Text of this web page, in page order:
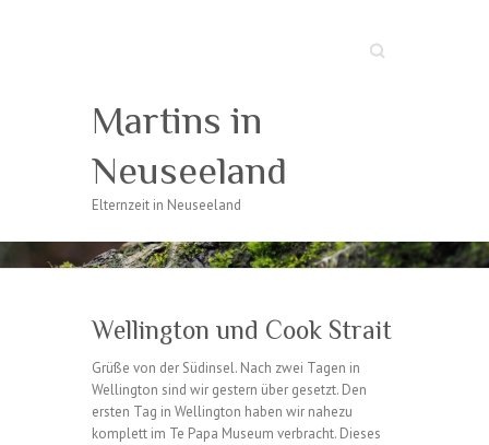
Suche
Martins in
Neuseeland
Elternzeit in Neuseeland
Wellington und Cook Strait
Grüße von der Südinsel. Nach zwei Tagen in
Wellington sind wir gestern über gesetzt. Den
ersten Tag in Wellington haben wir nahezu
komplett im Te Papa Museum verbracht. Dieses